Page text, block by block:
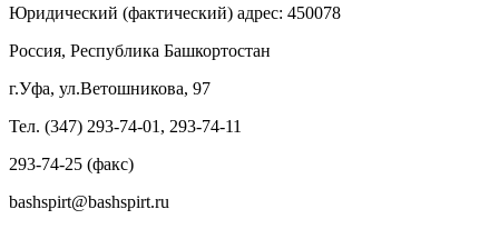
Юридический (фактический) адрес: 450078
Россия, Республика Башкортостан
г.Уфа, ул.Ветошникова, 97
Тел. (347) 293-74-01, 293-74-11
293-74-25 (факс)
bashspirt@bashspirt.ru